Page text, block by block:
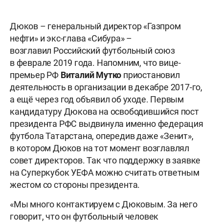
Дюков – генеральный директор «Газпром
нефти» и экс-глава «Сибура» –
возглавил Российский футбольный союз
в феврале 2019 года. Напомним, что вице-
премьер РФ Виталий Мутко приостановил
деятельность в организации в декабре 2017-го,
а ещё через год объявил об уходе. Первым
кандидатуру Дюкова на освободившийся пост
президента РФС выдвинула именно федерация
футбола Татарстана, опередив даже «Зенит»,
в котором Дюков на тот момент возглавлял
совет директоров. Так что поддержку в заявке
на Суперкубок УЕФА можно считать ответным
жестом со стороны президента.
«Мы много контактируем с Дюковым. За него
говорит, что он футбольный человек